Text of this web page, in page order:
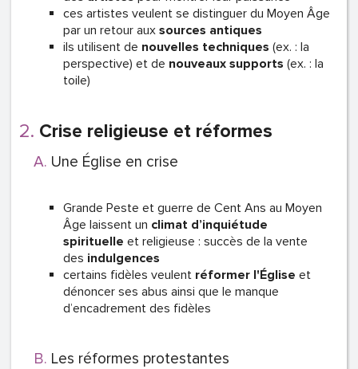
ces artistes veulent se distinguer du Moyen Âge
par un retour aux sources antiques
ils utilisent de nouvelles techniques (ex. : la
perspective) et de nouveaux supports (ex. : la
toile)
Crise religieuse et réformes
Une Église en crise
Grande Peste et guerre de Cent Ans au Moyen
Âge laissent un climat d’inquiétude
spirituelle et religieuse : succès de la vente
des indulgences
certains fidèles veulent réformer l'Église et
dénoncer ses abus ainsi que le manque
d’encadrement des fidèles
Les réformes protestantes